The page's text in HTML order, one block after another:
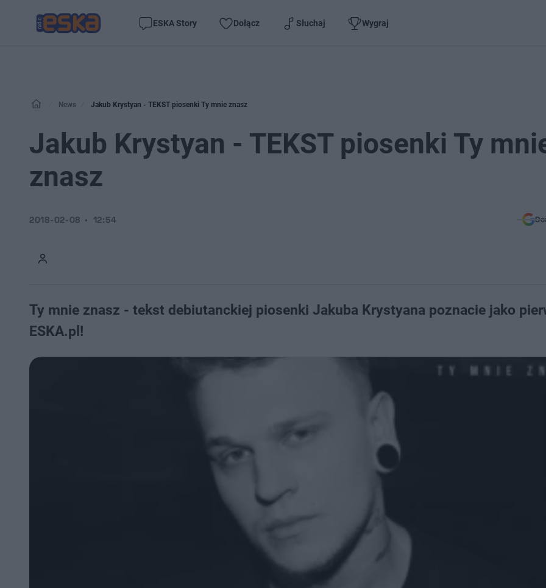
ESKA Story Dołącz Słuchaj Wygraj
News Jakub Krystyan - TEKST piosenki Ty mnie znasz
Jakub Krystyan - TEKST piosenki Ty
znasz
2018-02-08 12:54
Ty mnie znasz - tekst debiutanckiej piosenki Jakuba Krystyana poznacie jako
ESKA.pl!